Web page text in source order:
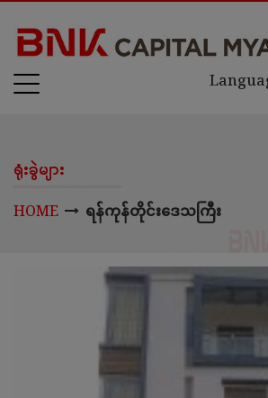
ရုံးခွဲများ
HOME ရန်ကုန်တိုင်းဒေသကြီး